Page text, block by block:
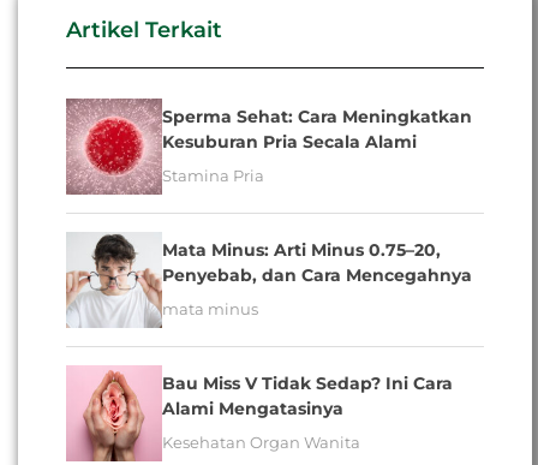
Artikel Terkait
Sperma Sehat: Cara Meningkatkan
Kesuburan Pria Secala Alami
Stamina Pria
Mata Minus: Arti Minus 0.75–20,
Penyebab, dan Cara Mencegahnya
mata minus
Bau Miss V Tidak Sedap? Ini Cara
Alami Mengatasinya
Kesehatan Organ Wanita